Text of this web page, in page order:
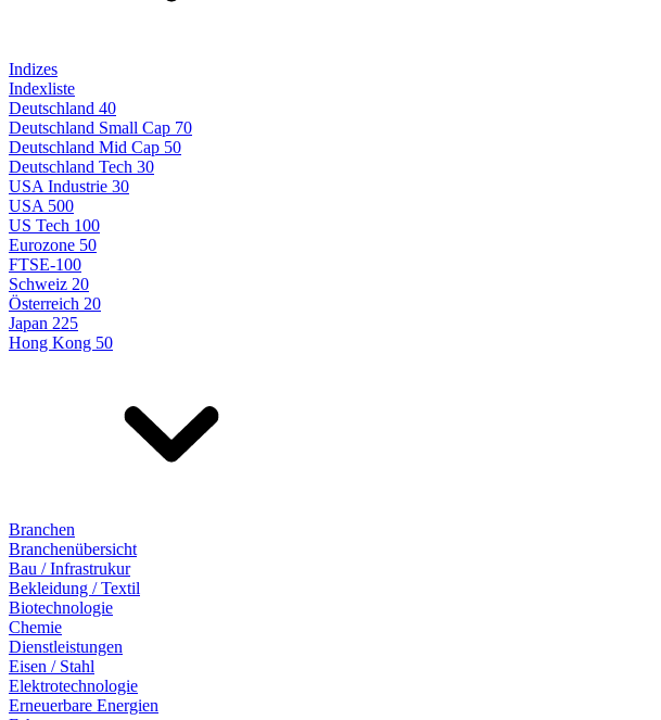
Indizes
Indexliste
Deutschland 40
Deutschland Small Cap 70
Deutschland Mid Cap 50
Deutschland Tech 30
USA Industrie 30
USA 500
US Tech 100
Eurozone 50
FTSE-100
Schweiz 20
Österreich 20
Japan 225
Hong Kong 50
Branchen
Branchenübersicht
Bau / Infrastrukur
Bekleidung / Textil
Biotechnologie
Chemie
Dienstleistungen
Eisen / Stahl
Elektrotechnologie
Erneuerbare Energien